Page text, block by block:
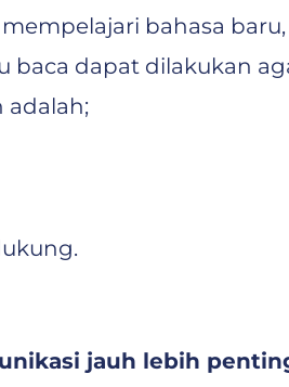
bahasa
dapat dilakukan
adalah;
jauh lebih